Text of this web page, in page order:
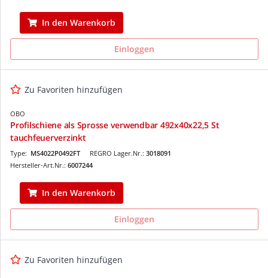
In den Warenkorb
Einloggen
Zu Favoriten hinzufügen
OBO
Profilschiene als Sprosse verwendbar 492x40x22,5 St
tauchfeuerverzinkt
REGRO Lager.Nr.: 3018091
Type: MS4022P0492FT
Hersteller-Art.Nr.: 6007244
In den Warenkorb
Einloggen
Zu Favoriten hinzufügen